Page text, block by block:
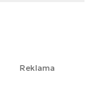
Reklama